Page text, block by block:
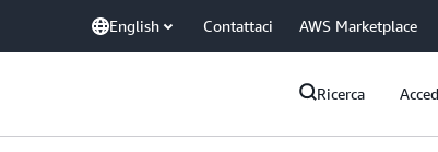
English Contattaci AWS Marketplace
Ricerca